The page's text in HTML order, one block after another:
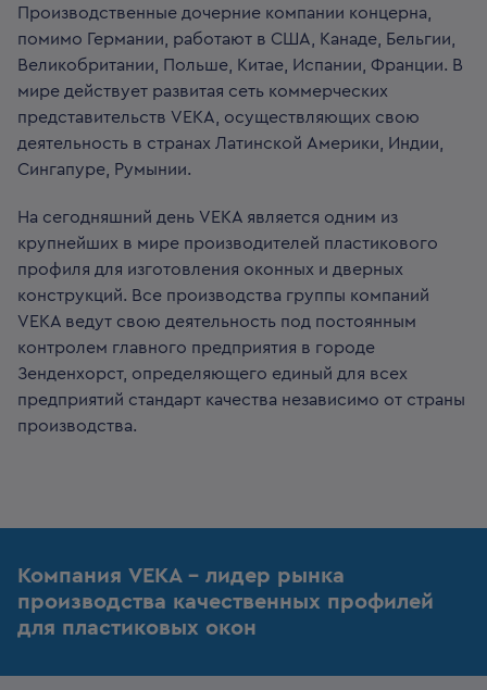
Производственные дочерние компании концерна,
помимо Германии, работают в США, Канаде, Бельгии,
Великобритании, Польше, Китае, Испании, Франции. В
мире действует развитая сеть коммерческих
представительств VEKA, осуществляющих свою
деятельность в странах Латинской Америки, Индии,
Сингапуре, Румынии.
На сегодняшний день VEKA является одним из
крупнейших в мире производителей пластикового
профиля для изготовления оконных и дверных
конструкций. Все производства группы компаний
VEKA ведут свою деятельность под постоянным
контролем главного предприятия в городе
Зенденхорст, определяющего единый для всех
предприятий стандарт качества независимо от страны
производства.
Компания VEKA – лидер рынка
производства качественных профилей
для пластиковых окон